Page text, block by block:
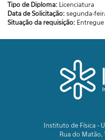
Tipo de Diploma: Licenciatura
Data de Solicitação: segunda-
Situação da requisição: Entregue
Instituto de Física -
Rua do Matão,